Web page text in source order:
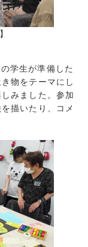
学生が準備した
物をテーマにし
みました。参加
描いたり、コメ